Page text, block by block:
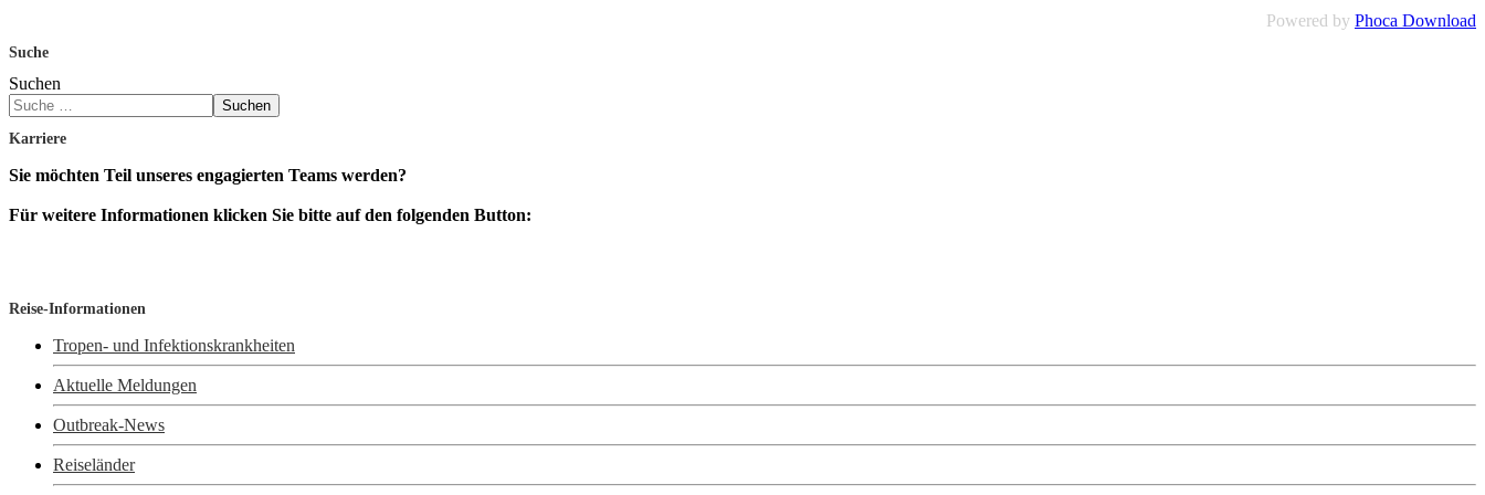
Powered by Phoca Download
Suche
Suchen
Suchen
Karriere
Sie möchten Teil unseres engagierten Teams werden?
Für weitere Informationen klicken Sie bitte auf den folgenden Button:
Reise-Informationen
Tropen- und Infektionskrankheiten
Aktuelle Meldungen
Outbreak-News
Reiseländer